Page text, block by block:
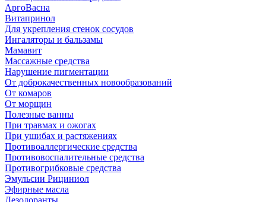
АргоВасна
Витапринол
Для укрепления стенок сосудов
Ингаляторы и бальзамы
Мамавит
Массажные средства
Нарушение пигментации
От доброкачественных новообразований
От комаров
От морщин
Полезные ванны
При травмах и ожогах
При ушибах и растяжениях
Противоаллергические средства
Противовоспалительные средства
Противогрибковые средства
Эмульсии Рициниол
Эфирные масла
Дезодоранты